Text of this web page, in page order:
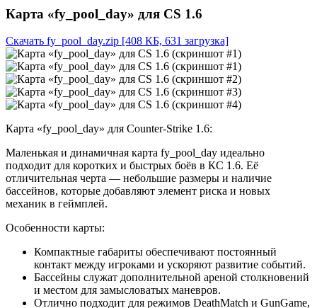
Карта «fy_pool_day» для CS 1.6
Скачать fy_pool_day.zip [408 КБ, 631 загрузка]
Карта «fy_pool_day» для Counter-Strike 1.6:
Маленькая и динамичная карта fy_pool_day идеально
подходит для коротких и быстрых боёв в КС 1.6. Её
отличительная черта — небольшие размеры и наличие
бассейнов, которые добавляют элемент риска и новых
механик в геймплей.
Особенности карты:
Компактные габариты обеспечивают постоянный
контакт между игроками и ускоряют развитие событий.
Бассейны служат дополнительной ареной столкновений
и местом для замысловатых маневров.
Отлично подходит для режимов DeathMatch и GunGame,